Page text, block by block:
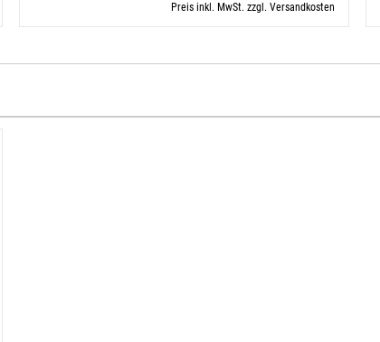
Preis inkl. MwSt. zzgl. Versandkosten